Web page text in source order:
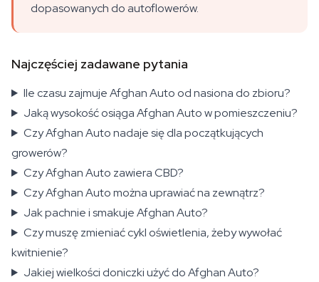
dopasowanych do autoflowerów.
Najczęściej zadawane pytania
Ile czasu zajmuje Afghan Auto od nasiona do zbioru?
Jaką wysokość osiąga Afghan Auto w pomieszczeniu?
Czy Afghan Auto nadaje się dla początkujących
growerów?
Czy Afghan Auto zawiera CBD?
Czy Afghan Auto można uprawiać na zewnątrz?
Jak pachnie i smakuje Afghan Auto?
Czy muszę zmieniać cykl oświetlenia, żeby wywołać
kwitnienie?
Jakiej wielkości doniczki użyć do Afghan Auto?